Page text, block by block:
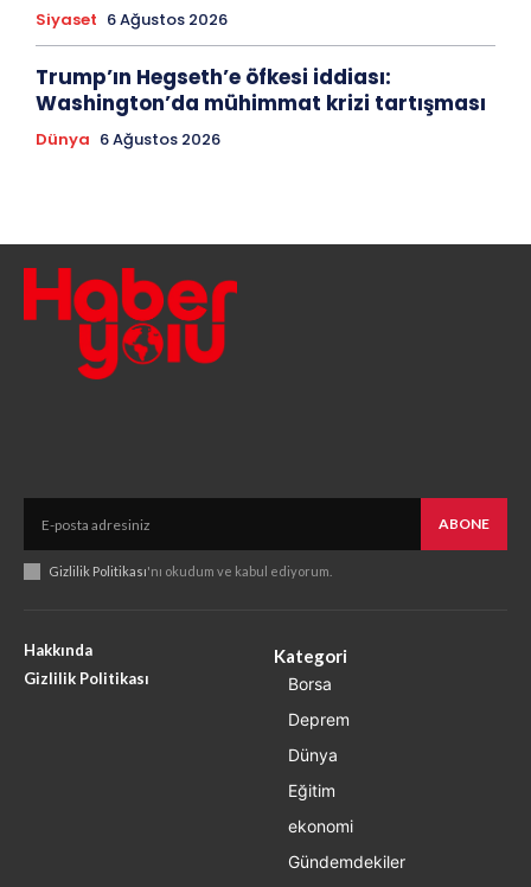
Siyaset 6 Ağustos 2026
Trump’ın Hegseth’e öfkesi iddiası:
Washington’da mühimmat krizi tartışması
Dünya 6 Ağustos 2026
ABONE
Gizlilik Politikası'nı okudum ve kabul ediyorum.
Hakkında
Gizlilik Politikası
Kategori
Borsa
Deprem
Dünya
Eğitim
ekonomi
Gündemdekiler